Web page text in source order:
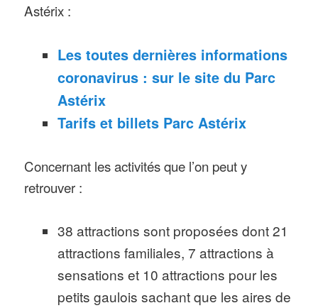
Astérix :
Les toutes dernières informations
coronavirus : sur le site du Parc
Astérix
Tarifs et billets Parc Astérix
Concernant les activités que l’on peut y
retrouver :
38 attractions sont proposées dont 21
attractions familiales, 7 attractions à
sensations et 10 attractions pour les
petits gaulois sachant que les aires de